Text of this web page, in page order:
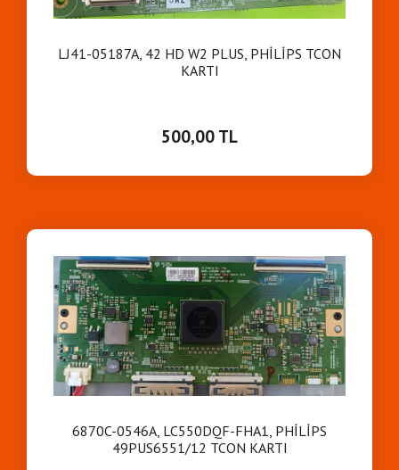
LJ41-05187A, 42 HD W2 PLUS, PHİLİPS TCON
KARTI
500,00 TL
6870C-0546A, LC550DQF-FHA1, PHİLİPS
49PUS6551/12 TCON KARTI